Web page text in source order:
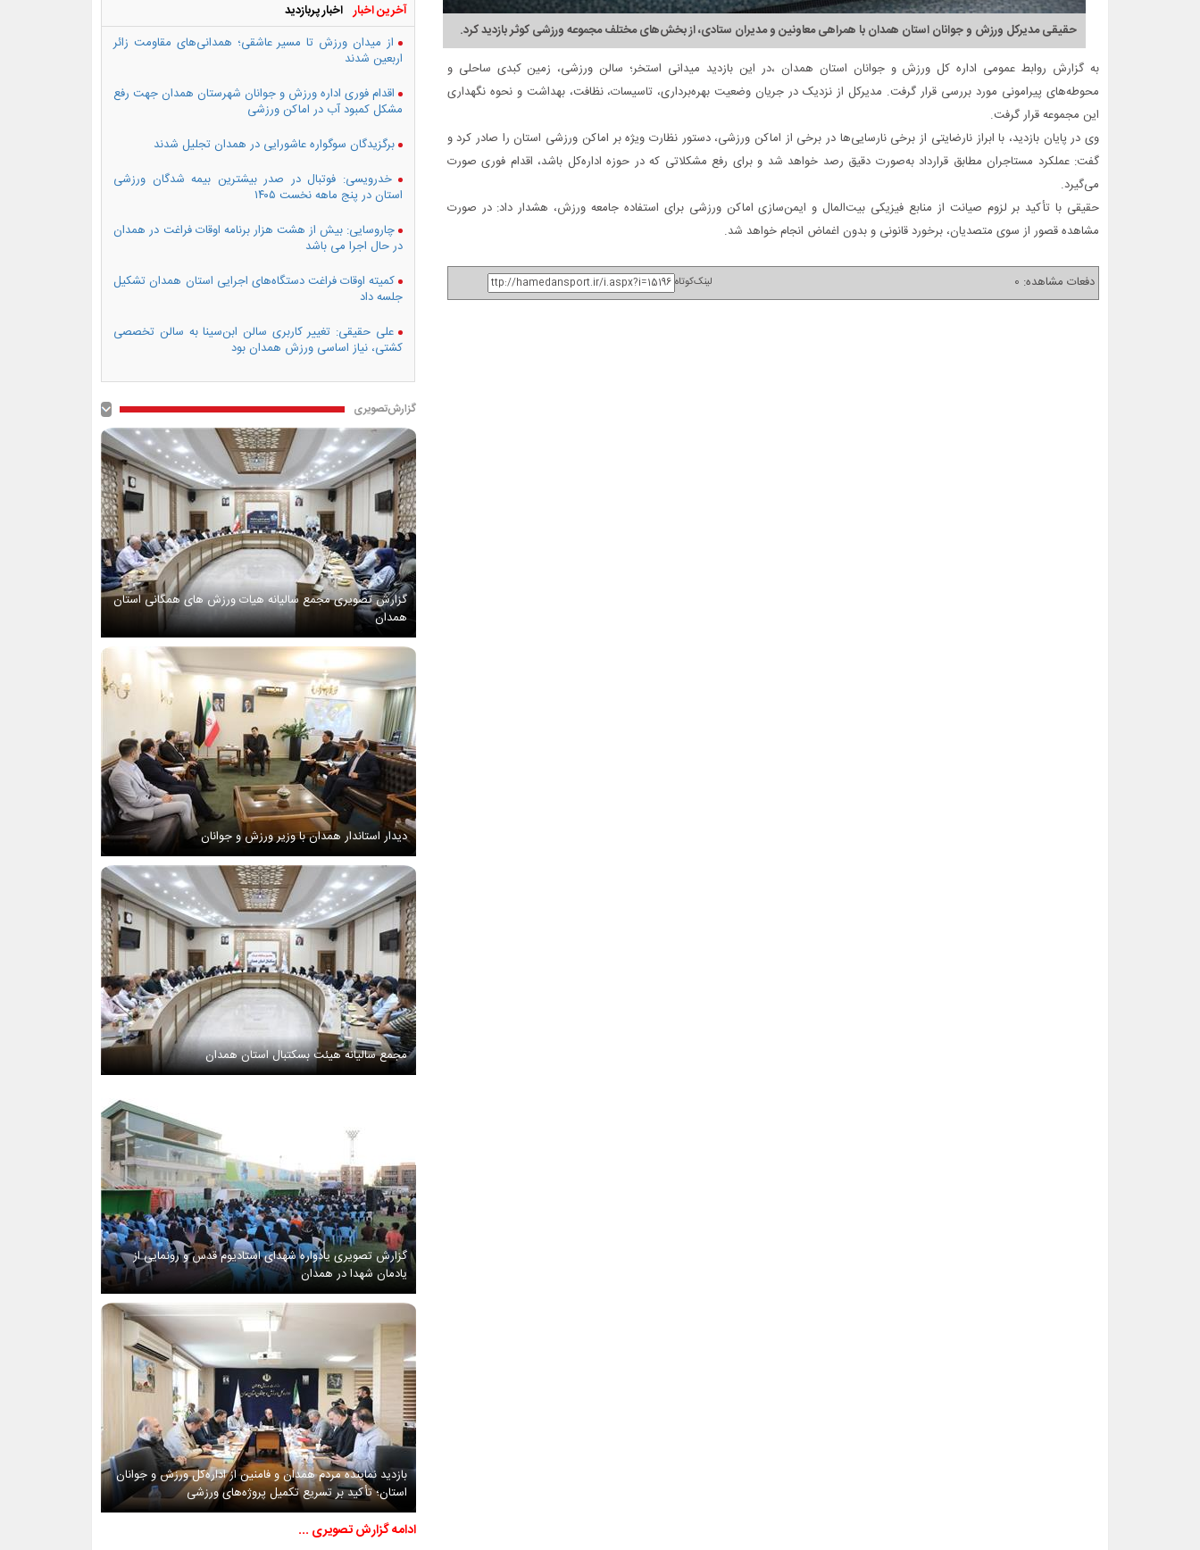
حقیقی مدیرکل ورزش و جوانان استان همدان با همراهی معاونین و مدیران ستادی، از بخش‌های مختلف مجموعه ورزشی کوثر بازدید کرد.
به گزارش روابط عمومی اداره کل ورزش و جوانان استان همدان ،در این بازدید میدانی استخر؛ سالن ورزشی، زمین کبدی ساحلی و
محوطه‌های پیرامونی مورد بررسی قرار گرفت. مدیرکل از نزدیک در جریان وضعیت بهره‌برداری، تاسیسات، نظافت، بهداشت و نحوه نگهداری
این مجموعه قرار گرفت.
وی در پایان بازدید، با ابراز نارضایتی از برخی نارسایی‌ها در برخی از اماکن ورزشی، دستور نظارت ویژه بر اماکن ورزشی استان را صادر کرد و
گفت: عملکرد مستاجران مطابق قرارداد به‌صورت دقیق رصد خواهد شد و برای رفع مشکلاتی که در حوزه اداره‌کل باشد، اقدام فوری صورت
می‌گیرد.
حقیقی با تأکید بر لزوم صیانت از منابع فیزیکی بیت‌المال و ایمن‌سازی اماکن ورزشی برای استفاده جامعه ورزش، هشدار داد: در صورت
مشاهده قصور از سوی متصدیان، برخورد قانونی و بدون اغماض انجام خواهد شد.
لینک‌کوتاه دفعات مشاهده: 0
آخرین اخبار اخبار پربازدید
از میدان ورزش تا مسیر عاشقی؛ همدانی‌های مقاومت زائر
اربعین شدند
اقدام فوری اداره ورزش و جوانان شهرستان همدان جهت رفع
مشکل کمبود آب در اماکن ورزشی
برگزیدگان سوگواره عاشورایی در همدان تجلیل شدند
خدرویسی: فوتبال در صدر بیشترین بیمه شدگان ورزشی
استان در پنج ماهه نخست ۱۴۰۵
چاروسایی: بیش از هشت هزار برنامه اوقات فراغت در همدان
در حال اجرا می باشد
کمیته اوقات فراغت دستگاه‌های اجرایی استان همدان تشکیل
جلسه داد
علی حقیقی: تغییر کاربری سالن ابن‌سینا به سالن تخصصی
کشتی، نیاز اساسی ورزش همدان بود
گزارش‌تصویری
گزارش تصویری مجمع سالیانه هیات ورزش های همگانی استان
همدان
دیدار استاندار همدان با وزیر ورزش و جوانان
مجمع سالیانه هیئت بسکتبال استان همدان
گزارش تصویری یادواره شهدای استادیوم قدس و رونمایی از
یادمان شهدا در همدان
بازدید نماینده مردم همدان و فامنین از اداره‌کل ورزش و جوانان
استان؛ تأکید بر تسریع تکمیل پروژه‌های ورزشی
ادامه گزارش تصویری ...